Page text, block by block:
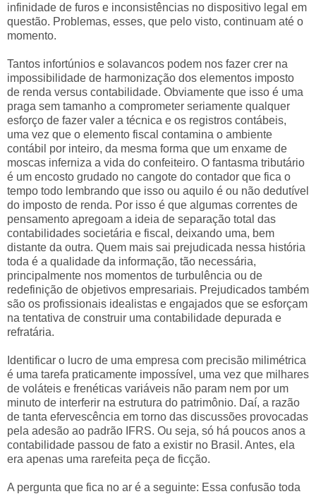
infinidade de furos e inconsistências no dispositivo legal em
questão. Problemas, esses, que pelo visto, continuam até o
momento.
Tantos infortúnios e solavancos podem nos fazer crer na
impossibilidade de harmonização dos elementos imposto
de renda versus contabilidade. Obviamente que isso é uma
praga sem tamanho a comprometer seriamente qualquer
esforço de fazer valer a técnica e os registros contábeis,
uma vez que o elemento fiscal contamina o ambiente
contábil por inteiro, da mesma forma que um enxame de
moscas inferniza a vida do confeiteiro. O fantasma tributário
é um encosto grudado no cangote do contador que fica o
tempo todo lembrando que isso ou aquilo é ou não dedutível
do imposto de renda. Por isso é que algumas correntes de
pensamento apregoam a ideia de separação total das
contabilidades societária e fiscal, deixando uma, bem
distante da outra. Quem mais sai prejudicada nessa história
toda é a qualidade da informação, tão necessária,
principalmente nos momentos de turbulência ou de
redefinição de objetivos empresariais. Prejudicados também
são os profissionais idealistas e engajados que se esforçam
na tentativa de construir uma contabilidade depurada e
refratária.
Identificar o lucro de uma empresa com precisão milimétrica
é uma tarefa praticamente impossível, uma vez que milhares
de voláteis e frenéticas variáveis não param nem por um
minuto de interferir na estrutura do patrimônio. Daí, a razão
de tanta efervescência em torno das discussões provocadas
pela adesão ao padrão IFRS. Ou seja, só há poucos anos a
contabilidade passou de fato a existir no Brasil. Antes, ela
era apenas uma rarefeita peça de ficção.
A pergunta que fica no ar é a seguinte: Essa confusão toda